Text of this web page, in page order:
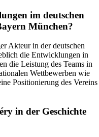
im deutschen
München?
Akteur in der deutschen
die Entwicklungen in
die Leistung des Teams in
Wettbewerben wie
Positionierung des Vereins
in der Geschichte